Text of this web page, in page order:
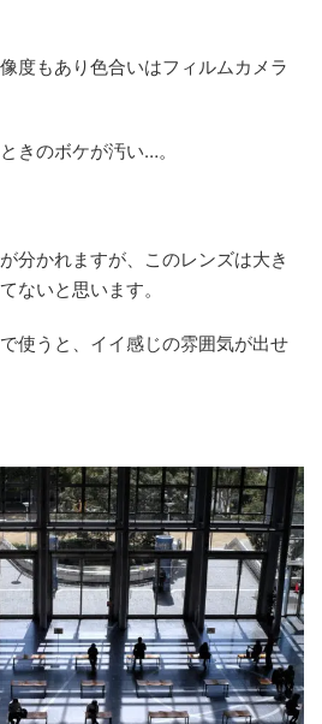
度もあり色合いはフィルムカメラ
きのボケが汚い…。
分かれますが、このレンズは大き
ないと思います。
使うと、イイ感じの雰囲気が出せ